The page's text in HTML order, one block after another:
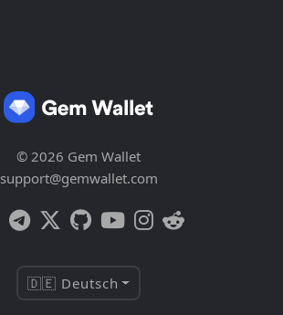
© 2026 Gem Wallet
support@gemwallet.com
🇩🇪 Deutsch